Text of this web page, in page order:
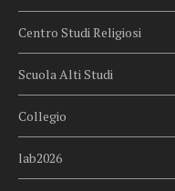
Centro Studi Religiosi
Scuola Alti Studi
Collegio
lab2026